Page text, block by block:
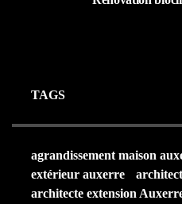
TAGS
agrandissement maison
extérieur auxerre
architecte extension